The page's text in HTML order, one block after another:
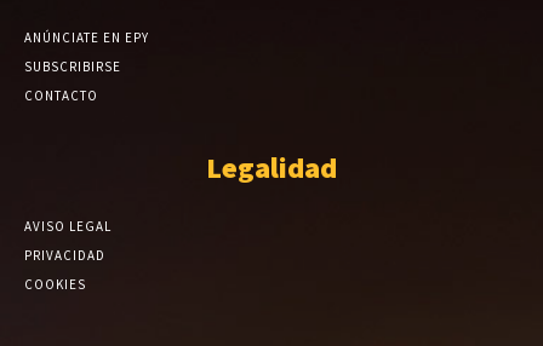
ANÚNCIATE EN EPY
SUBSCRIBIRSE
CONTACTO
Legalidad
AVISO LEGAL
PRIVACIDAD
COOKIES